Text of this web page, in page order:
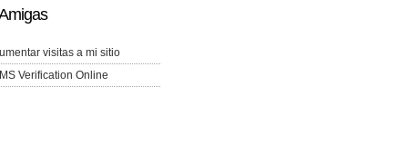
visitas a mi sitio
Verification Online